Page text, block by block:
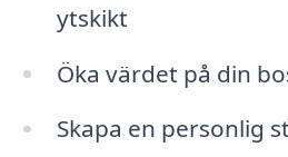
ytskikt
Öka värdet på din
Skapa en personlig